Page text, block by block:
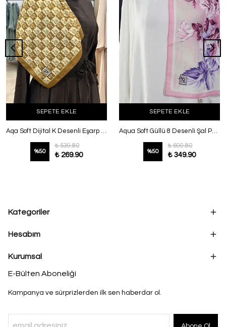
SEPETE EKLE
Aqa Soft Dijital K Desenli Eşarp Hardal
%50
₺ 539.80
₺ 269.90
SEPETE EKLE
Aqua Soft Güllü 8 Desenli Şal Pembe
%50
₺ 699.80
₺ 349.90
Kategoriler
Hesabım
Kurumsal
E-Bülten Aboneliği
Kampanya ve sürprizlerden ilk sen haberdar ol.